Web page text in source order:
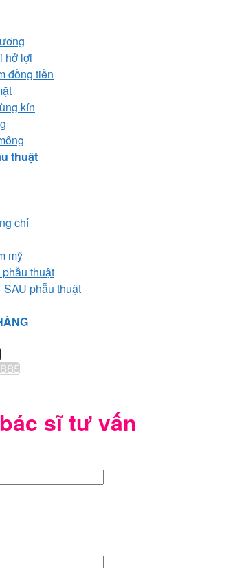
hở lợi
đồng tiền
kín
thuật
chỉ
mỹ
thuật
phẫu thuật
sĩ tư vấn